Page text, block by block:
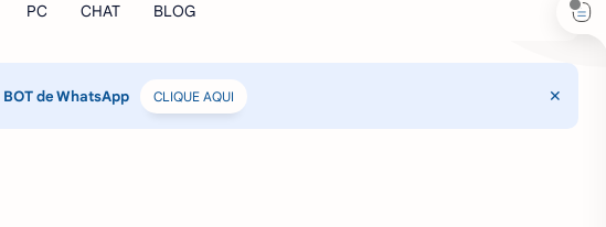
BOT de WhatsApp CLIQUE AQUI